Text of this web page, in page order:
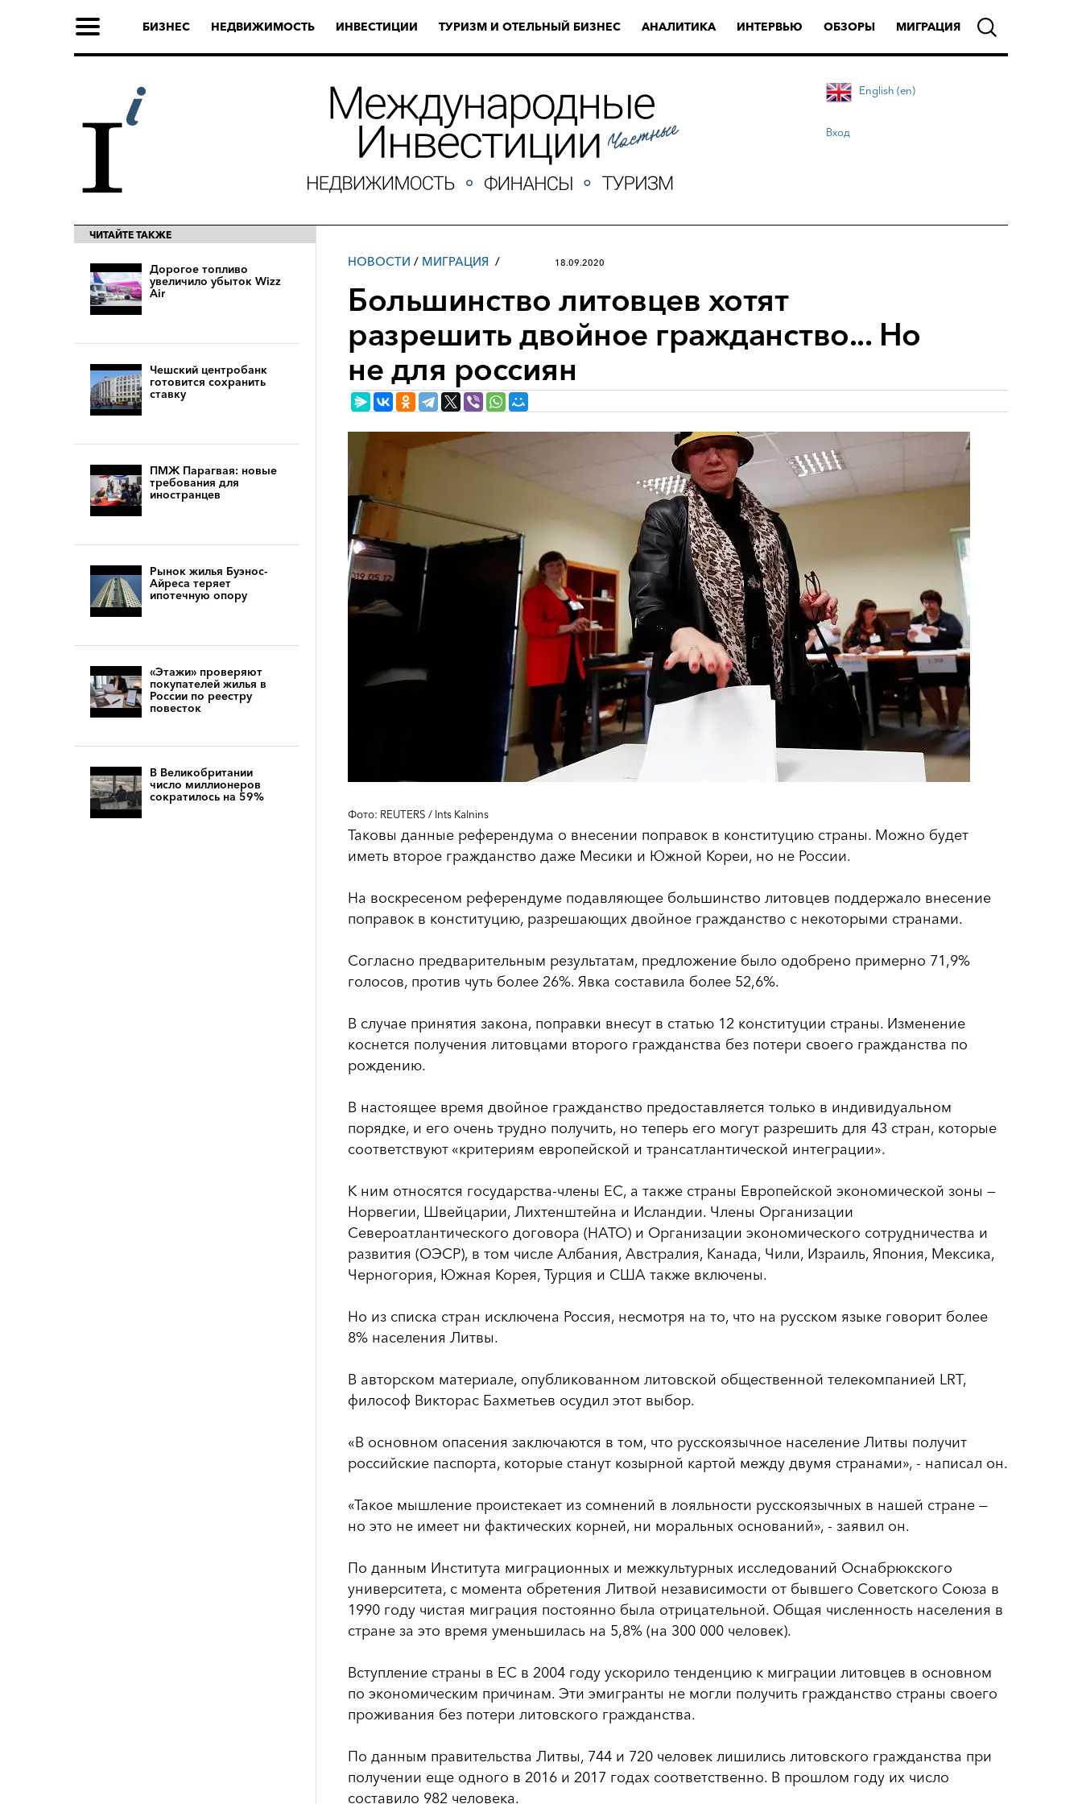
БИЗНЕС НЕДВИЖИМОСТЬ ИНВЕСТИЦИИ ТУРИЗМ И ОТЕЛЬНЫЙ БИЗНЕС АНАЛИТИКА ИНТЕРВЬЮ ОБЗОРЫ МИГРАЦИЯ
English (en)
Вход
ЧИТАЙТЕ ТАКЖЕ
Дорогое топливо
увеличило убыток Wizz
Air
Чешский центробанк
готовится сохранить
ставку
ПМЖ Парагвая: новые
требования для
иностранцев
Рынок жилья Буэнос-
Айреса теряет
ипотечную опору
«Этажи» проверяют
покупателей жилья в
России по реестру
повесток
В Великобритании
число миллионеров
сократилось на 59%
НОВОСТИ / МИГРАЦИЯ 18.09.2020
Большинство литовцев хотят
разрешить двойное гражданство... Но
не для россиян
Фото: REUTERS / Ints Kalnins
Таковы данные референдума о внесении поправок в конституцию страны. Можно будет
иметь второе гражданство даже Месики и Южной Кореи, но не России.
На воскресеном референдуме подавляющее большинство литовцев поддержало внесение
поправок в конституцию, разрешающих двойное гражданство с некоторыми странами.
Согласно предварительным результатам, предложение было одобрено примерно 71,9%
голосов, против чуть более 26%. Явка составила более 52,6%.
В случае принятия закона, поправки внесут в статью 12 конституции страны. Изменение
коснется получения литовцами второго гражданства без потери своего гражданства по
рождению.
В настоящее время двойное гражданство предоставляется только в индивидуальном
порядке, и его очень трудно получить, но теперь его могут разрешить для 43 стран, которые
соответствуют «критериям европейской и трансатлантической интеграции».
К ним относятся государства-члены ЕС, а также страны Европейской экономической зоны —
Норвегии, Швейцарии, Лихтенштейна и Исландии. Члены Организации
Североатлантического договора (НАТО) и Организации экономического сотрудничества и
развития (ОЭСР), в том числе Албания, Австралия, Канада, Чили, Израиль, Япония, Мексика,
Черногория, Южная Корея, Турция и США также включены.
Но из списка стран исключена Россия, несмотря на то, что на русском языке говорит более
8% населения Литвы.
В авторском материале, опубликованном литовской общественной телекомпанией LRT,
философ Викторас Бахметьев осудил этот выбор.
«В основном опасения заключаются в том, что русскоязычное население Литвы получит
российские паспорта, которые станут козырной картой между двумя странами», - написал он.
«Такое мышление проистекает из сомнений в лояльности русскоязычных в нашей стране —
но это не имеет ни фактических корней, ни моральных оснований», - заявил он.
По данным Института миграционных и межкультурных исследований Оснабрюкского
университета, с момента обретения Литвой независимости от бывшего Советского Союза в
1990 году чистая миграция постоянно была отрицательной. Общая численность населения в
стране за это время уменьшилась на 5,8% (на 300 000 человек).
Вступление страны в ЕС в 2004 году ускорило тенденцию к миграции литовцев в основном
по экономическим причинам. Эти эмигранты не могли получить гражданство страны своего
проживания без потери литовского гражданства.
По данным правительства Литвы, 744 и 720 человек лишились литовского гражданства при
получении еще одного в 2016 и 2017 годах соответственно. В прошлом году их число
составило 982 человека.